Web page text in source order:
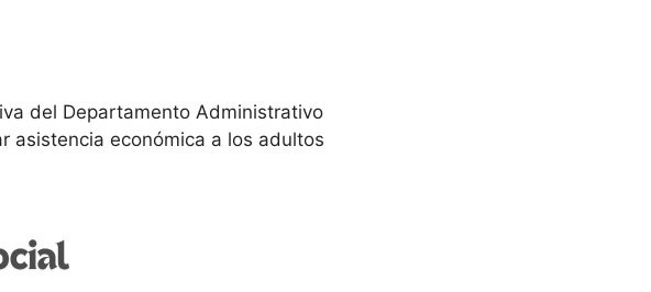
del Departamento Administrativo
asistencia económica a los adultos